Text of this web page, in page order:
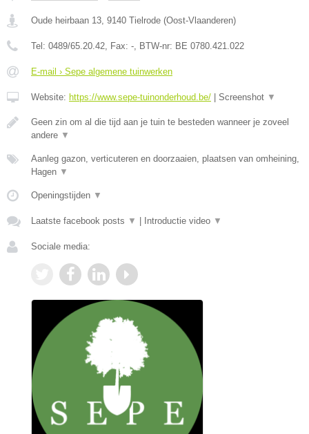
Oude heirbaan 13 9140 Tielrode (Oost-Vlaanderen)
Tel: 0489/65.20.42 , Fax: - , BTW-nr: BE 0780.421.022
E-mail › Sepe algemene tuinwerken
Website: https://www.sepe-tuinonderhoud.be/ | Screenshot ▼
Geen zin om al die tijd aan je tuin te besteden wanneer je zoveel
andere ▼
Aanleg gazon, verticuteren en doorzaaien, plaatsen van omheining,
Hagen ▼
Openingstijden ▼
Laatste facebook posts ▼ | Introductie video ▼
Sociale media: